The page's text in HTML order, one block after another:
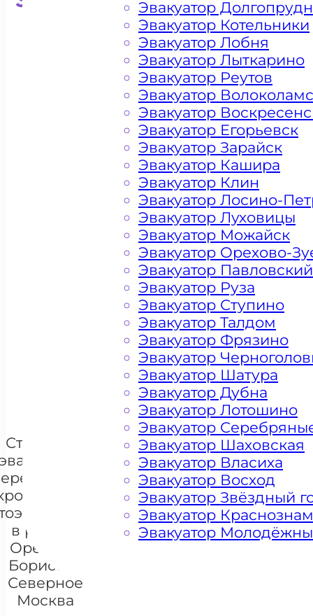
Цена от 4500 рублей
+ 100 РУБЛЕЙ ЗА КИЛОМЕТР
Стоимость
и
в районе
Орехово-
Борисово
Северное
Москва
+7 985 222 99 01
Эвакуатор
Эвакуатор Котельники
Эвакуатор Лобня
Эвакуатор Лыткарино
Эвакуатор Реутов
Эвакуатор
Эвакуатор
Эвакуатор Егорьевск
Эвакуатор Зарайск
Эвакуатор Кашира
Эвакуатор Клин
Эвакуатор Лосино-
Эвакуатор Луховицы
Эвакуатор Можайск
Эвакуатор Орехово-
Эвакуатор
Эвакуатор Руза
Эвакуатор Ступино
Эвакуатор Талдом
Эвакуатор Фрязино
Эвакуатор
Эвакуатор Шатура
Эвакуатор Дубна
Эвакуатор Лотошино
Эвакуатор
Эвакуатор Шаховская
Эвакуатор Власиха
Эвакуатор Восход
Эвакуатор Звёздный
Эвакуатор
Эвакуатор